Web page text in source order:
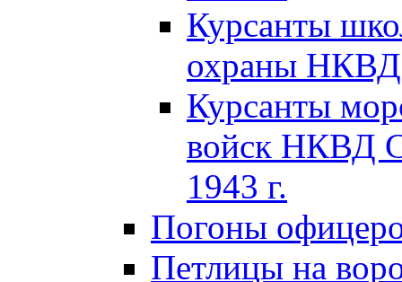
Курсанты
охраны НКВД
Курсанты
войск НКВД
1943 г.
Погоны
Петлицы на